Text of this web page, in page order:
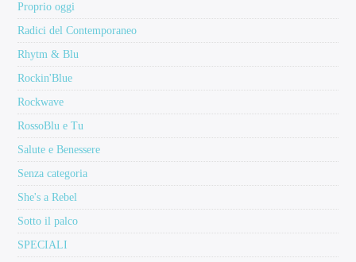
Proprio oggi
Radici del Contemporaneo
Rhytm & Blu
Rockin'Blue
Rockwave
RossoBlu e Tu
Salute e Benessere
Senza categoria
She's a Rebel
Sotto il palco
SPECIALI